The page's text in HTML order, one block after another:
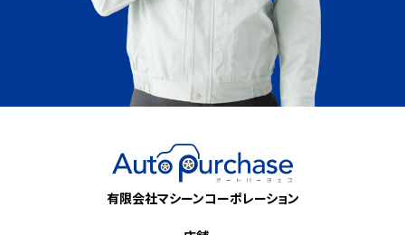
有限会社マシーンコーポレーション